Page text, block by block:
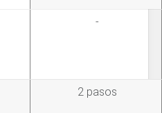
-
2 pasos